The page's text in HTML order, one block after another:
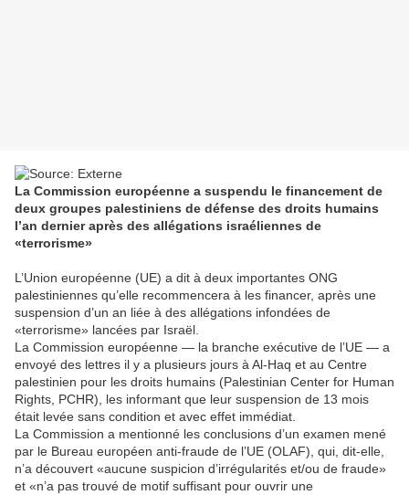
La Commission européenne a suspendu le financement de
deux groupes palestiniens de défense des droits humains
l’an dernier après des allégations israéliennes de
«terrorisme»
L’Union européenne (UE) a dit à deux importantes ONG
palestiniennes qu’elle recommencera à les financer, après une
suspension d’un an liée à des allégations infondées de
«terrorisme» lancées par Israël.
La Commission européenne — la branche exécutive de l’UE — a
envoyé des lettres il y a plusieurs jours à Al-Haq et au Centre
palestinien pour les droits humains (Palestinian Center for Human
Rights, PCHR), les informant que leur suspension de 13 mois
était levée sans condition et avec effet immédiat.
La Commission a mentionné les conclusions d’un examen mené
par le Bureau européen anti-fraude de l’UE (OLAF), qui, dit-elle,
n’a découvert «aucune suspicion d’irrégularités et/ou de fraude»
et «n’a pas trouvé de motif suffisant pour ouvrir une